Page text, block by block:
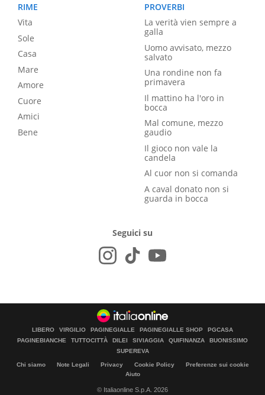
RIME
Vita
Sole
Casa
Mare
Amore
Cuore
Amici
Bene
PROVERBI
La verità vien sempre a
galla
Uomo avvisato, mezzo
salvato
Una rondine non fa
primavera
Il mattino ha l'oro in
bocca
Mal comune, mezzo
gaudio
Il gioco non vale la
candela
Al cuor non si comanda
A caval donato non si
guarda in bocca
Seguici su
LIBERO VIRGILIO PAGINEGIALLE PAGINEGIALLE SHOP
PGCASA
PAGINEBIANCHE
TUTTOCITTÀ DILEI SIVIAGGIA QUIFINANZA
BUONISSIMO
SUPEREVA
Chi siamo Note Legali Privacy Cookie Policy
Preferenze sui cookie
Aiuto
© Italiaonline S.p.A. 2026